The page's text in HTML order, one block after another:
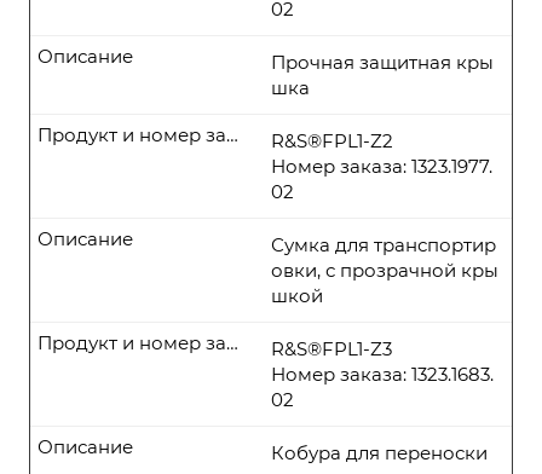
02
Прочная защитная кры
шка
Описание
R&S®FPL1-Z2
Номер заказа: 1323.1977.
02
Продукт и номер заказа
Сумка для транспортир
овки, с прозрачной кры
шкой
Описание
R&S®FPL1-Z3
Номер заказа: 1323.1683.
02
Продукт и номер заказа
Кобура для переноски
Описание